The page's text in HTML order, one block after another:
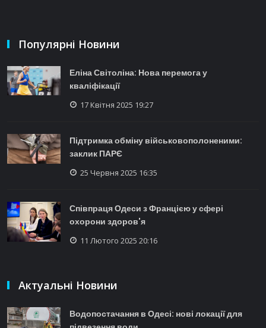
Популярні Новини
Еліна Світоліна: Нова перемога у
кваліфікації
17 Квітня 2025 19:27
Підтримка обміну військовополоненими:
заклик ПАРЄ
25 Червня 2025 16:35
Співпраця Одеси з Францією у сфері
охорони здоров'я
11 Лютого 2025 20:16
Актуальні Новини
Водопостачання в Одесі: нові локації для